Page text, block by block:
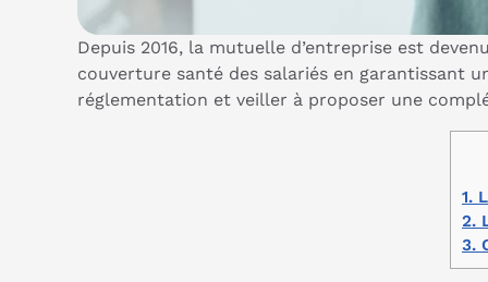
Depuis 2016, la mutuelle d’entreprise est
couverture santé des salariés en garantissant
réglementation et veiller à proposer une
1.
2.
3.